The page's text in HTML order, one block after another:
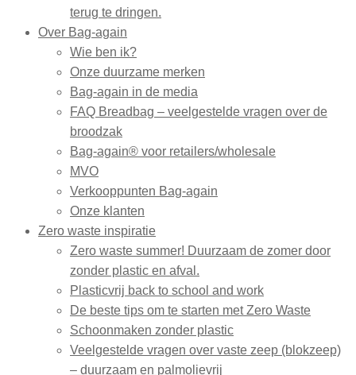
terug te dringen.
Over Bag-again
Wie ben ik?
Onze duurzame merken
Bag-again in de media
FAQ Breadbag – veelgestelde vragen over de
broodzak
Bag-again® voor retailers/wholesale
MVO
Verkooppunten Bag-again
Onze klanten
Zero waste inspiratie
Zero waste summer! Duurzaam de zomer door
zonder plastic en afval.
Plasticvrij back to school and work
De beste tips om te starten met Zero Waste
Schoonmaken zonder plastic
Veelgestelde vragen over vaste zeep (blokzeep)
– duurzaam en palmolievrij